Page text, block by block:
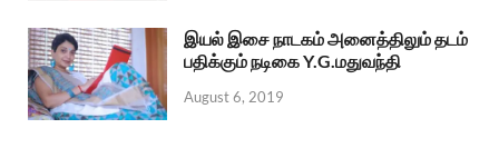
இயல் இசை நாடகம் அனைத்திலும் தடம்
பதிக்கும் நடிகை Y.G.மதுவந்தி
August 6, 2019